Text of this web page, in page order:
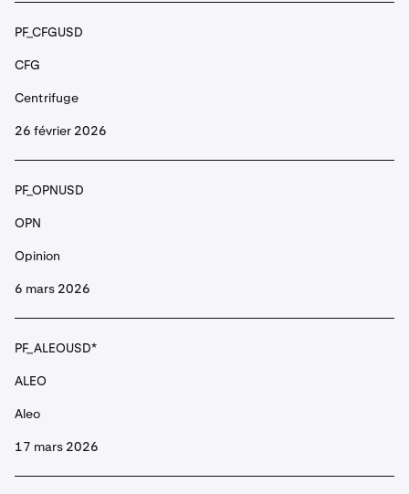
Aethir
PF_CFGUSD
CFG
Centrifuge
26 février 2026
PF_OPNUSD
OPN
Opinion
6 mars 2026
PF_ALEOUSD*
ALEO
Aleo
17 mars 2026